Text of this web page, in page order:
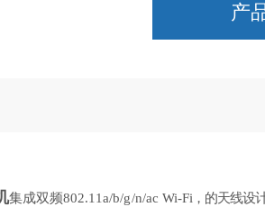
产
集成双频802.11a/b/g/n/ac Wi-Fi，的天线设